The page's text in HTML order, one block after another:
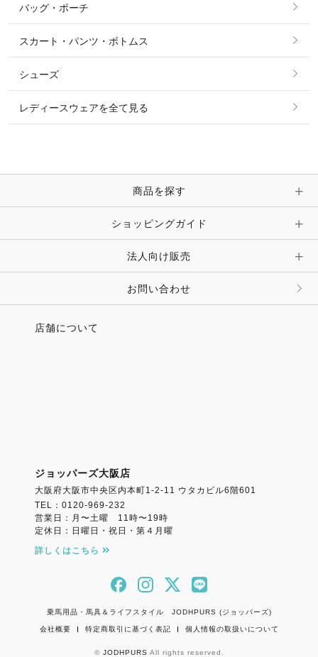
シャツ・ブラウス・ワンピース
ソックス
ベルト
時計・財布・キーケース・革小物
キーホルダー・チャーム・ストラップ
すべてのアクセサリー
リング
ピアス・イヤリング
ピン・ブローチ・コサージュ
その他 アクセサリー
バッグ・ポーチ
スカート・パンツ・ボトムス
シューズ
レディースウェアを全て見る
商品を探す
ショッピングガイド
法人向け販売
お問い合わせ
店舗について
ジョッパーズ大阪店
大阪府大阪市中央区内本町1-2-11 ウタカビル6階601
TEL：0120-969-232
営業日：月〜土曜 11時〜19時
定休日：日曜日・祝日・第４月曜
詳しくはこちら
乗馬用品・馬具＆ライフスタイル JODHPURS (ジョッパーズ)
会社概要 特定商取引に基づく表記 個人情報の取扱いについて
© JODHPURS All rights reserved.